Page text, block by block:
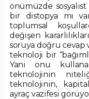
önümüzde
bir distopya mı
toplumsal
değişen
soruya doğru
teknoloji bir
Yani onu
teknolojinin
teknolojinin,
ayraç vazifesi